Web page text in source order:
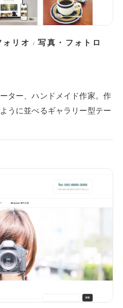
リオ /写真・フォトロ
ター、ハンドメイド作家。作
うに並べるギャラリー型テー